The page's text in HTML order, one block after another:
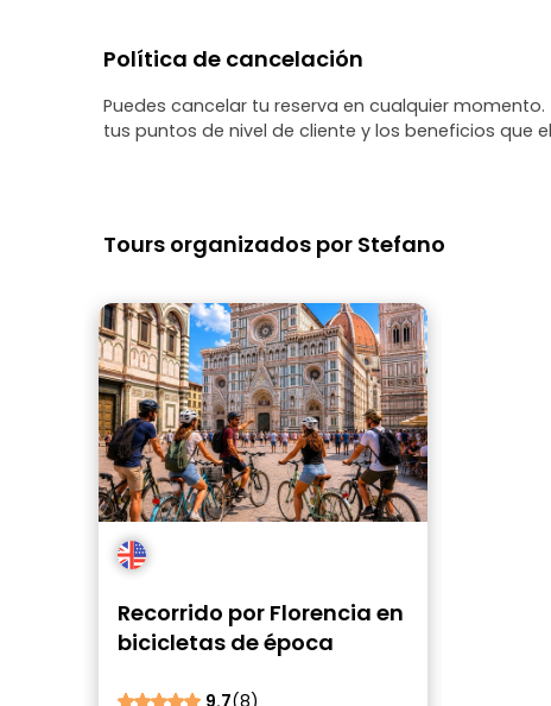
Política de cancelación
Puedes cancelar tu reserva en cualquier
tus puntos de nivel de cliente y los beneficios que
Tours organizados por Stefano
Recorrido por Florencia en
bicicletas de época
9.7(8)